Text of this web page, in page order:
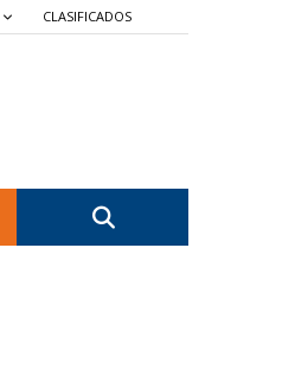
CLASIFICADOS